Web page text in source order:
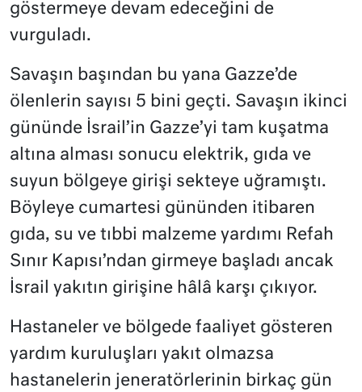
göstermeye devam edeceğini de
vurguladı.
Savaşın başından bu yana Gazze’de
ölenlerin sayısı 5 bini geçti. Savaşın ikinci
gününde İsrail’in Gazze’yi tam kuşatma
altına alması sonucu elektrik, gıda ve
suyun bölgeye girişi sekteye uğramıştı.
Böyleye cumartesi gününden itibaren
gıda, su ve tıbbi malzeme yardımı Refah
Sınır Kapısı’ndan girmeye başladı ancak
İsrail yakıtın girişine hâlâ karşı çıkıyor.
Hastaneler ve bölgede faaliyet gösteren
yardım kuruluşları yakıt olmazsa
hastanelerin jeneratörlerinin birkaç gün